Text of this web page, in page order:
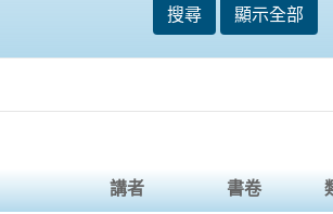
搜尋 顯示全部
講者 書卷